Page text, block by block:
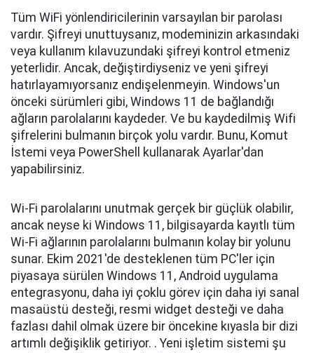
Tüm WiFi yönlendiricilerinin varsayılan bir parolası
vardır. Şifreyi unuttuysanız, modeminizin arkasındaki
veya kullanım kılavuzundaki şifreyi kontrol etmeniz
yeterlidir. Ancak, değiştirdiyseniz ve yeni şifreyi
hatırlayamıyorsanız endişelenmeyin. Windows'un
önceki sürümleri gibi, Windows 11 de bağlandığı
ağların parolalarını kaydeder. Ve bu kaydedilmiş Wifi
şifrelerini bulmanın birçok yolu vardır. Bunu, Komut
İstemi veya PowerShell kullanarak Ayarlar'dan
yapabilirsiniz.
Wi-Fi parolalarını unutmak gerçek bir güçlük olabilir,
ancak neyse ki Windows 11, bilgisayarda kayıtlı tüm
Wi-Fi ağlarının parolalarını bulmanın kolay bir yolunu
sunar. Ekim 2021'de desteklenen tüm PC'ler için
piyasaya sürülen Windows 11, Android uygulama
entegrasyonu, daha iyi çoklu görev için daha iyi sanal
masaüstü desteği, resmi widget desteği ve daha
fazlası dahil olmak üzere bir öncekine kıyasla bir dizi
artımlı değişiklik getiriyor. . Yeni işletim sistemi şu